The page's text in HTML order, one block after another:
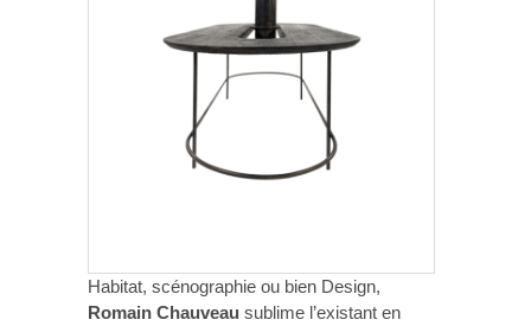
Habitat, scénographie ou bien Design,
Romain Chauveau sublime l’existant en